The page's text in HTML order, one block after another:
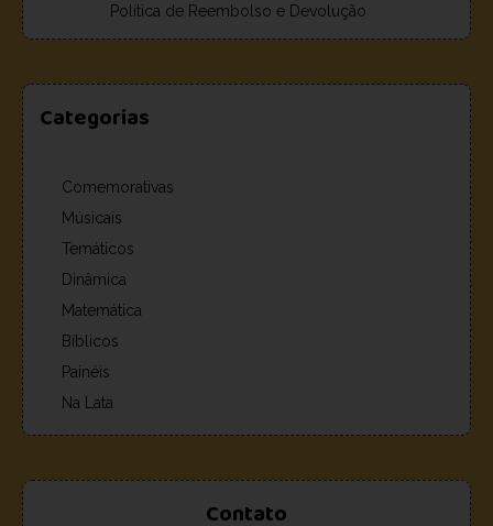
Política de Reembolso e Devolução
Categorias
Comemorativas
Músicais
Temáticos
Dinâmica
Matemática
Bíblicos
Painéis
Na Lata
Contato